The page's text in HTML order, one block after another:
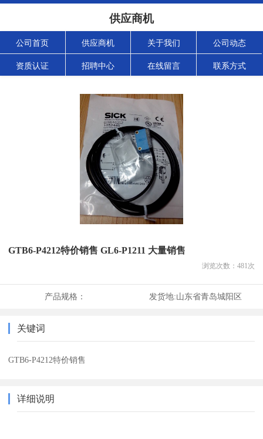
供应商机
公司首页 供应商机 关于我们 公司动态
资质认证 招聘中心 在线留言 联系方式
GTB6-P4212特价销售 GL6-P1211 大量销售
浏览次数： 481次
产品规格： 发货地:山东省青岛城阳区
关键词
GTB6-P4212特价销售
详细说明